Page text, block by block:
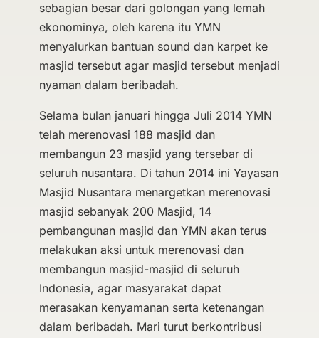
sebagian besar dari golongan yang lemah
ekonominya, oleh karena itu YMN
menyalurkan bantuan sound dan karpet ke
masjid tersebut agar masjid tersebut menjadi
nyaman dalam beribadah.
Selama bulan januari hingga Juli 2014 YMN
telah merenovasi 188 masjid dan
membangun 23 masjid yang tersebar di
seluruh nusantara. Di tahun 2014 ini Yayasan
Masjid Nusantara menargetkan merenovasi
masjid sebanyak 200 Masjid, 14
pembangunan masjid dan YMN akan terus
melakukan aksi untuk merenovasi dan
membangun masjid-masjid di seluruh
Indonesia, agar masyarakat dapat
merasakan kenyamanan serta ketenangan
dalam beribadah. Mari turut berkontribusi